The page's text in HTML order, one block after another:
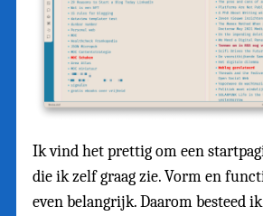
Ik vind het prettig om een
die ik zelf graag zie. Vorm en
even belangrijk. Daarom besteed